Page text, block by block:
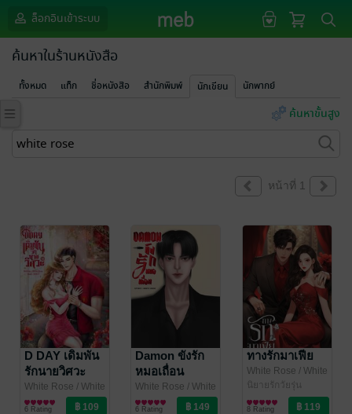
ล็อกอินเข้าระบบ
ค้นหาในร้านหนังสือ
ทั้งหมด แท็ก ชื่อหนังสือ สำนักพิมพ์ นักเขียน นักพากย์
ค้นหาขั้นสูง
หน้าที่ 1
D DAY เดิมพัน
รักนายวิศวะ
White Rose / White
Rose(2)
นิยายรักวัยรุ่น
6 Rating
Damon ขังรัก
หมอเถื่อน
White Rose / White
Rose(2)
นิยายรักวัยรุ่น
6 Rating
ทางรักมาเฟีย
White Rose / White
Rose(2)
นิยายรักวัยรุ่น
8 Rating